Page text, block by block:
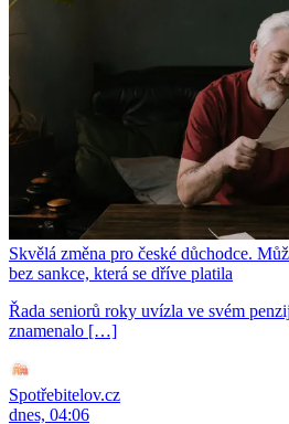
Skvělá změna pro české důchodce.
bez sankce, která se dříve platila
Řada seniorů roky uvízla ve svém
znamenalo […]
Spotřebitelov.cz
dnes, 04:06